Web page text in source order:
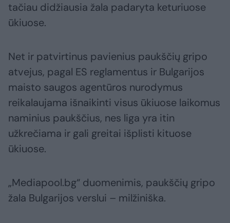
tačiau didžiausia žala padaryta keturiuose
ūkiuose.
Net ir patvirtinus pavienius paukščių gripo
atvejus, pagal ES reglamentus ir Bulgarijos
maisto saugos agentūros nurodymus
reikalaujama išnaikinti visus ūkiuose laikomus
naminius paukščius, nes liga yra itin
užkrečiama ir gali greitai išplisti kituose
ūkiuose.
„Mediapool.bg“ duomenimis, paukščių gripo
žala Bulgarijos verslui – milžiniška.